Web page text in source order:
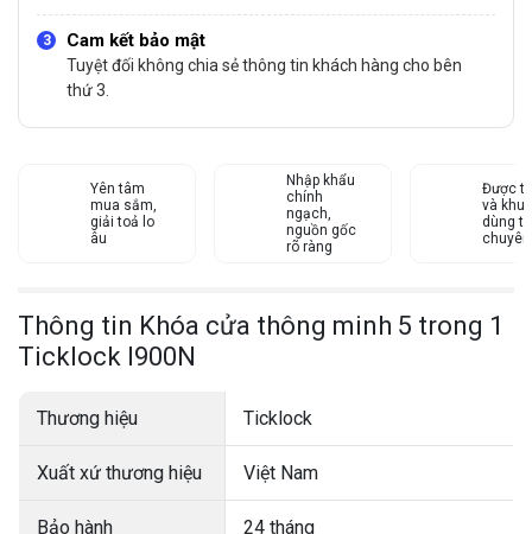
Cam kết bảo mật
Tuyệt đối không chia sẻ thông tin khách hàng cho bên
thứ 3.
Yên tâm
mua sắm,
giải toả lo
âu
Nhập khẩu
chính
ngạch,
nguồn gốc
rõ ràng
Được
và
dùng từ
Thông tin Khóa cửa thông minh 5 trong 1
Ticklock I900N
Thương hiệu Ticklock
Xuất xứ thương hiệu Việt Nam
Bảo hành 24 tháng